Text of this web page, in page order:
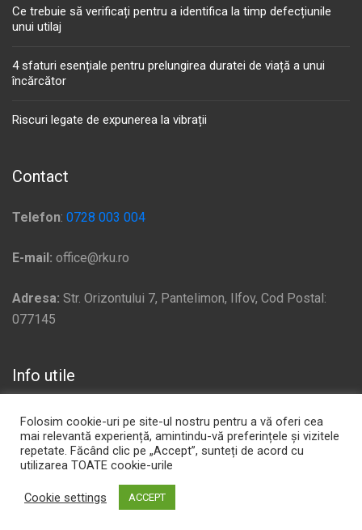
Ce trebuie să verificați pentru a identifica la timp defecțiunile
unui utilaj
4 sfaturi esențiale pentru prelungirea duratei de viață a unui
încărcător
Riscuri legate de expunerea la vibrații
Contact
Telefon: 0728 003 004
E-mail: office@rku.ro
Adresa: Str. Orizontului 7, Pantelimon, Ilfov, Cod Postal:
077145
Info utile
Politică de confidențialitate
Plata si Livrare
Politica de Cookie
Politica de Retur
Folosim cookie-uri pe site-ul nostru pentru a vă oferi cea
mai relevantă experiență, amintindu-vă preferințele și vizitele
repetate. Făcând clic pe „Accept”, sunteți de acord cu
utilizarea TOATE cookie-urile
Cookie settings ACCEPT